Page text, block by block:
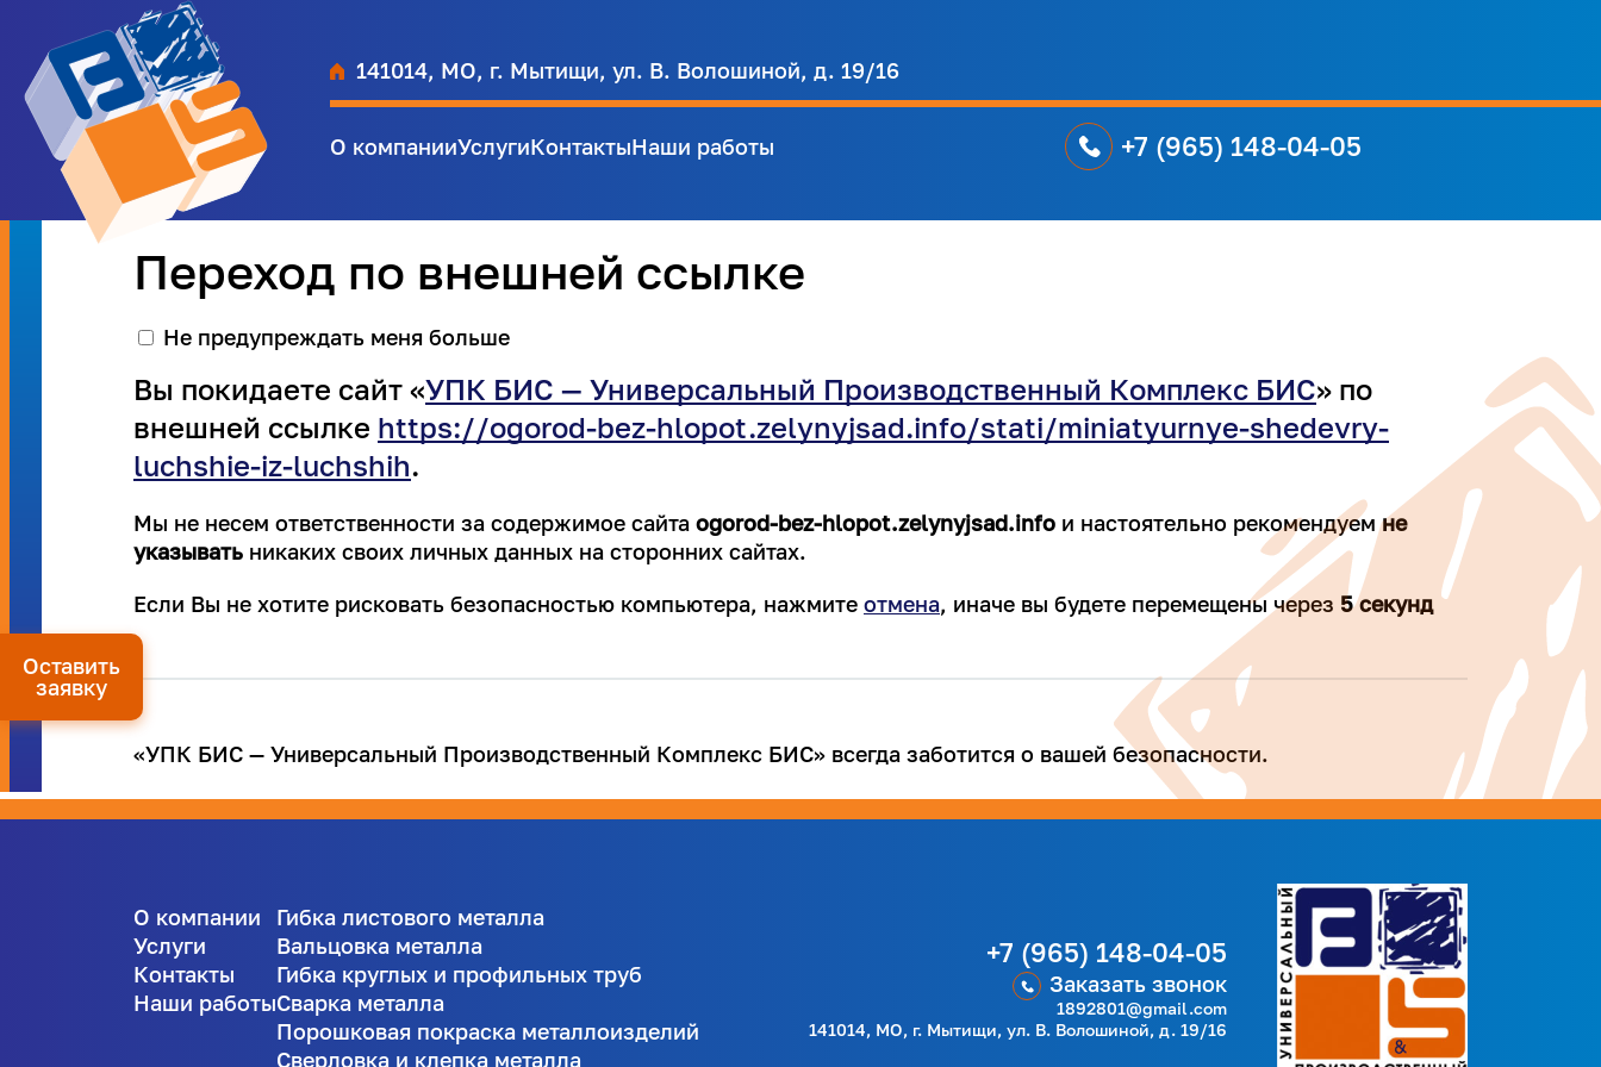
141014, МО, г. Мытищи, ул. В. Волошиной, д. 19/16
О компанииУслугиКонтактыНаши работы +7 (965) 148-04-05
Переход по внешней ссылке
Не предупреждать меня больше
Вы покидаете сайт «УПК БИС — Универсальный Производственный Комплекс БИС» по
внешней ссылке https://ogorod-bez-hlopot.zelynyjsad.info/stati/miniatyurnye-shedevry-
luchshie-iz-luchshih.
Мы не несем ответственности за содержимое сайта ogorod-bez-hlopot.zelynyjsad.info и настоятельно рекомендуемне
указывать никаких своих личных данных на сторонних сайтах.
Если Вы не хотите рисковать безопасностью компьютера, нажмите отмена, иначе вы будете перемещены через 4секунд
«УПК БИС — Универсальный Производственный Комплекс БИС» всегда заботится о вашей безопасности.
О компании
Услуги
Контакты
Наши работы
Гибка листового металла
Вальцовка металла
Гибка круглых и профильных труб
Сварка металла
Порошковая покраска металлоизделий
Сверловка и клепка металла
+7 (965) 148-04-05
Заказать звонок
1892801@gmail.com
141014, МО, г. Мытищи, ул. В. Волошиной, д. 19/16
Оставить
заявку